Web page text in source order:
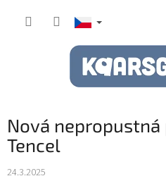
Nová
Tencel
24.3.2025